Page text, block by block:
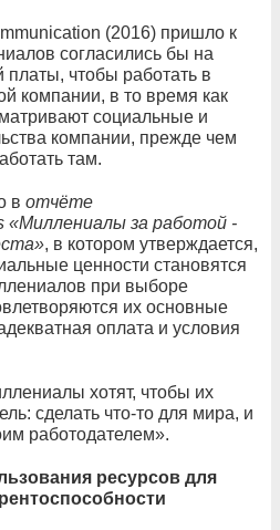
(2016) пришло к
согласились бы на
чтобы работать в
компании, в то время как
социальные и
компании, прежде чем
там.
в отчёте
«Миллениалы за работой -
, в котором утверждается,
ценности становятся
при выборе
их основные
оплата и условия
хотят, чтобы их
сделать что-то для мира, и
работодателем».
ресурсов для